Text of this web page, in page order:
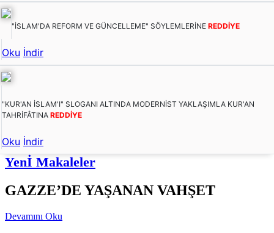
"İSLAM'DA REFORM VE GÜNCELLEME" SÖYLEMLERİNE REDDİYE
Oku İndir
"KUR'AN İSLAM'I" SLOGANI ALTINDA MODERNİST YAKLAŞIMLA KUR'AN
TAHRİFÂTINA REDDİYE
Oku İndir
Yenİ Makaleler
GAZZE’DE YAŞANAN VAHŞET
Devamını Oku